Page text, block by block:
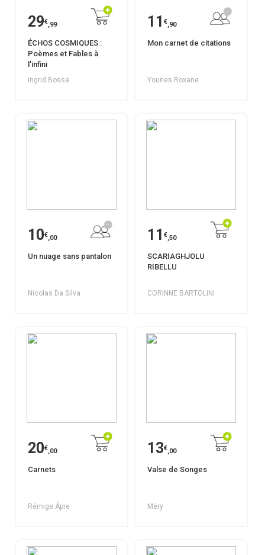
29€,99
ÉCHOS COSMIQUES :
Poèmes et Fables à
l'infini
Ingrid Bossa
11 €,90
Mon carnet de citations
Younes Roxane
10€,00
Un nuage sans pantalon
Nicolas Da Silva
11 €,50
SCARIAGHJOLU
RIBELLU
CORINNE BARTOLINI
20€,00
Carnets
Rémige Âpre
13€,00
Valse de Songes
Méry